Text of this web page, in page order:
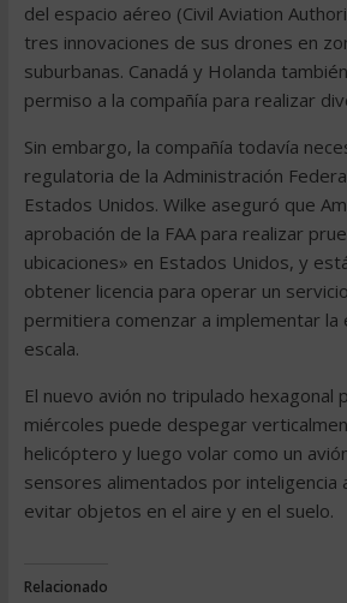
del espacio aéreo (Civil Aviation
tres innovaciones de sus drones en
suburbanas. Canadá y Holanda
permiso a la compañía para realizar
Sin embargo, la compañía todavía
regulatoria de la Administración
Estados Unidos. Wilke aseguró que
aprobación de la FAA para realizar
ubicaciones» en Estados Unidos, y
obtener licencia para operar un
permitiera comenzar a implementar la
escala.
El nuevo avión no tripulado hexagonal
miércoles puede despegar
helicóptero y luego volar como un
sensores alimentados por inteligencia
evitar objetos en el aire y en el suelo.
Relacionado